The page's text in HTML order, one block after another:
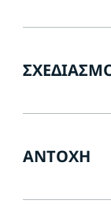
ΑΝΤΟΧΉ